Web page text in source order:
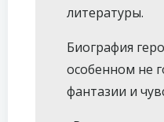
литературы.
Биография
особенном не
фантазии и